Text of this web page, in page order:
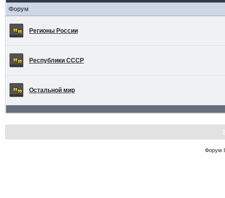
Форум
Регионы России
Республики СССР
Остальной мир
Форум